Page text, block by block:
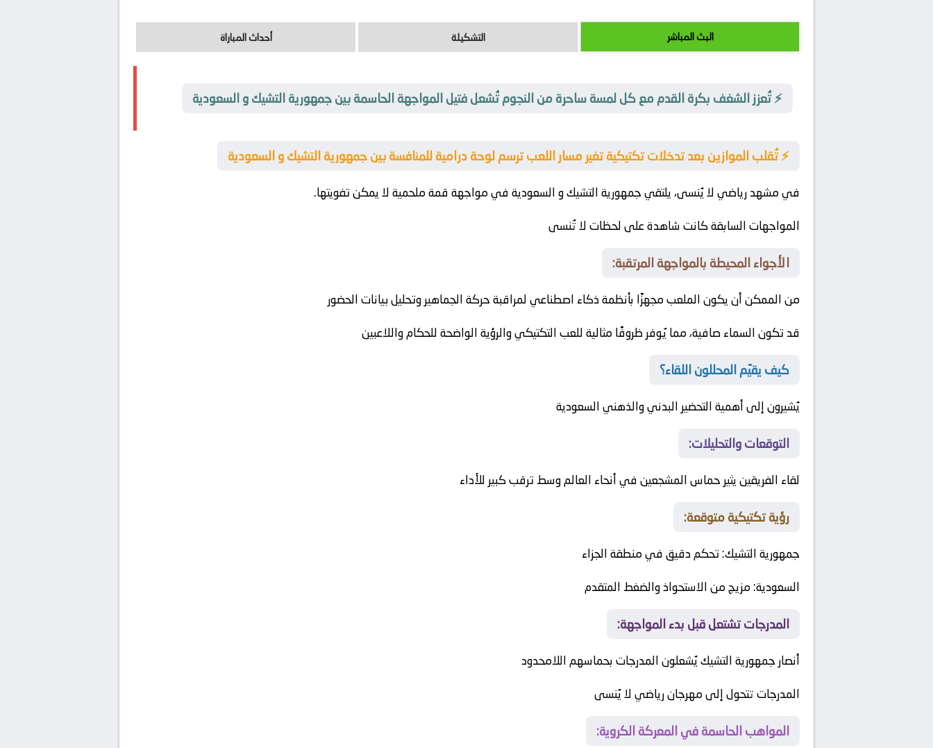
البث المباشر التشكيلة أحداث المباراة
⚡ تُعزز الشغف بكرة القدم مع كل لمسة ساحرة من النجوم تُشعل فتيل المواجهة الحاسمة بين جمهورية التشيك و السعودية
⚡ تُقلب الموازين بعد تدخلات تكتيكية تغير مسار اللعب ترسم لوحة درامية للمنافسة بين جمهورية التشيك و السعودية
في مشهد رياضي لا يُنسى، يلتقيجمهورية التشيكوالسعوديةفي مواجهة قمة ملحمية لا يمكن تفويتها.
المواجهات السابقة كانت شاهدة على لحظات لا تُنسى
الأجواء المحيطة بالمواجهة المرتقبة:
من الممكن أن يكون الملعب مجهزًا بأنظمة ذكاء اصطناعي لمراقبة حركة الجماهير وتحليل بيانات الحضور
قد تكون السماء صافية، مما يُوفر ظروفًا مثالية للعب التكتيكي والرؤية الواضحة للحكام واللاعبين
كيف يقيّم المحللون اللقاء؟
يُشيرون إلى أهمية التحضير البدني والذهنيالسعودية
التوقعات والتحليلات:
لقاء الفريقين يثير حماس المشجعين في أنحاء العالم وسط ترقب كبير للأداء
رؤية تكتيكية متوقعة:
جمهورية التشيك: تحكم دقيق في منطقة الجزاء
السعودية: مزيج من الاستحواذ والضغط المتقدم
المدرجات تشتعل قبل بدء المواجهة:
أنصار جمهورية التشيك يُشعلون المدرجات بحماسهم اللامحدود
المدرجات تتحول إلى مهرجان رياضي لا يُنسى
المواهب الحاسمة في المعركة الكروية: